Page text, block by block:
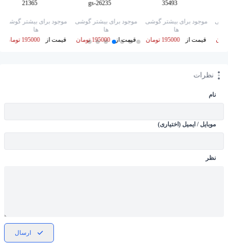
35493
موجود برای بیشتر گوشی
ها
قیمت از
195000 تومان
gs-26235
موجود برای بیشتر گوشی
ها
قیمت از
195000 تومان
21365
موجود برای بیشتر گوشی
ها
قیمت از
195000 تومان
نظرات
نام
موبایل / ایمیل (اختیاری)
نظر
ارسال